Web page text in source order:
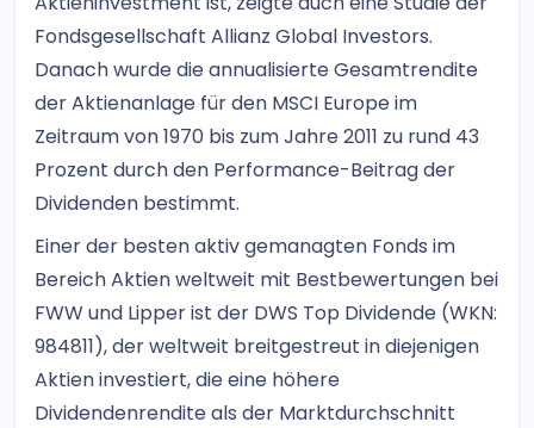
Fondsgesellschaft Allianz Global Investors.
Danach wurde die annualisierte Gesamtrendite
der Aktienanlage für den MSCI Europe im
Zeitraum von 1970 bis zum Jahre 2011 zu rund 43
Prozent durch den Performance-Beitrag der
Dividenden bestimmt.
Einer der besten aktiv gemanagten Fonds im
Bereich Aktien weltweit mit Bestbewertungen bei
FWW und Lipper ist der DWS Top Dividende (WKN:
984811), der weltweit breitgestreut in diejenigen
Aktien investiert, die eine höhere
Dividendenrendite als der Marktdurchschnitt